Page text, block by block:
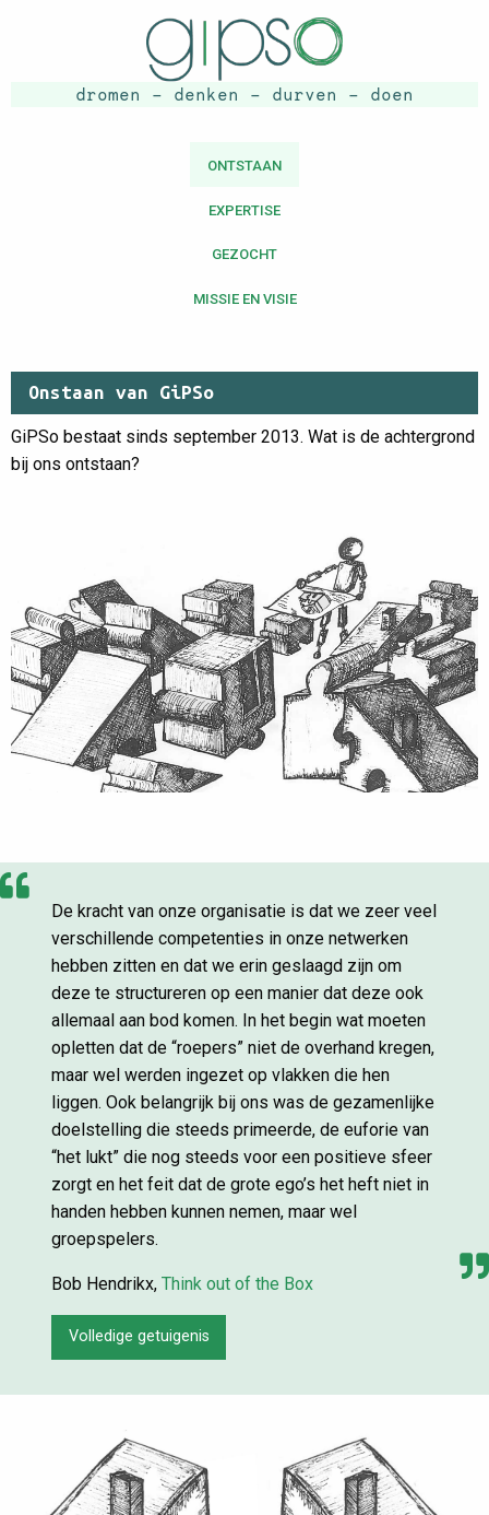
dromen - denken - durven - doen
ONTSTAAN
EXPERTISE
GEZOCHT
MISSIE EN VISIE
Onstaan van GiPSo
GiPSo bestaat sinds september 2013. Wat is de achtergrond
bij ons ontstaan?
De kracht van onze organisatie is dat we zeer veel
verschillende competenties in onze netwerken
hebben zitten en dat we erin geslaagd zijn om
deze te structureren op een manier dat deze ook
allemaal aan bod komen. In het begin wat moeten
opletten dat de “roepers” niet de overhand kregen,
maar wel werden ingezet op vlakken die hen
liggen. Ook belangrijk bij ons was de gezamenlijke
doelstelling die steeds primeerde, de euforie van
“het lukt” die nog steeds voor een positieve sfeer
zorgt en het feit dat de grote ego’s het heft niet in
handen hebben kunnen nemen, maar wel
groepspelers.
Bob Hendrikx,Think out of the Box
Volledige getuigenis